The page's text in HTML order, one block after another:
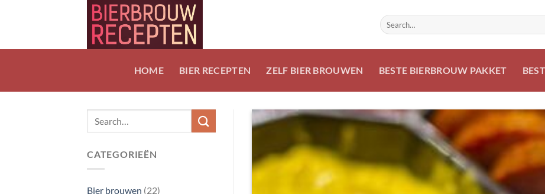
HOME BIER RECEPTEN ZELF BIER BROUWEN BESTE BIERBROUW PAKKET
CATEGORIEËN
Bier brouwen (22)